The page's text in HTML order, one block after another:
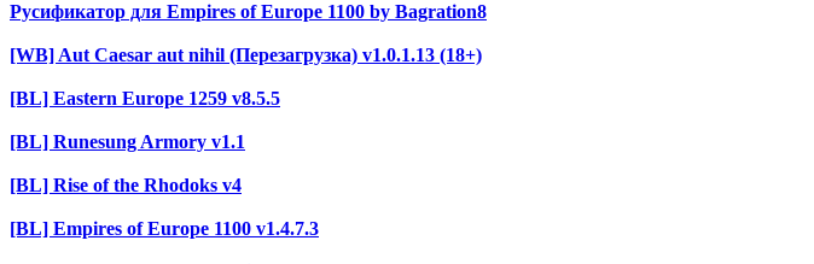
Русификатор для Empires of Europe 1100 by Bagration8
[WB] Aut Caesar aut nihil (Перезагрузка) v1.0.1.13 (18+)
[BL] Eastern Europe 1259 v8.5.5
[BL] Runesung Armory v1.1
[BL] Rise of the Rhodoks v4
[BL] Empires of Europe 1100 v1.4.7.3